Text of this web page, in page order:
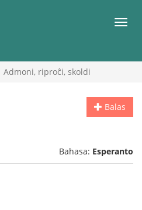
Admoni, riproĉi, skoldi
Balas
Bahasa: Esperanto